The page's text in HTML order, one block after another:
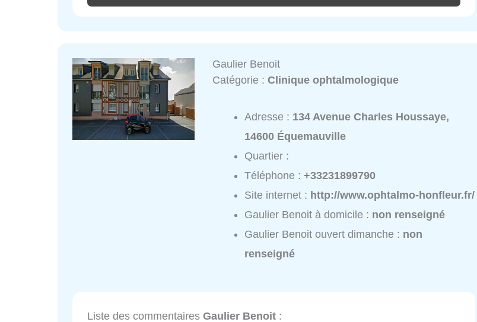
Gaulier Benoit
Catégorie :Clinique ophtalmologique
Adresse : 134 Avenue Charles Houssaye,
14600 Équemauville
Quartier :
Téléphone :+33231899790
Site internet : http://www.ophtalmo-honfleur.fr/
Gaulier Benoit à domicile : non renseigné
Gaulier Benoit ouvert dimanche : non
renseigné
Liste des commentaires Gaulier Benoit :